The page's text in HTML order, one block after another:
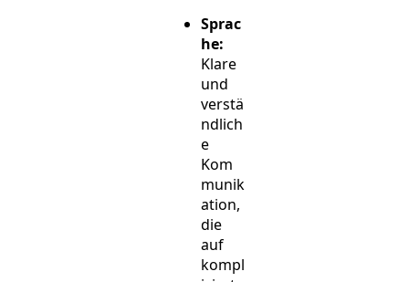
Sprac
he:
Klare
und
verstä
ndlich
e
Kom
munik
ation,
die
auf
kompl